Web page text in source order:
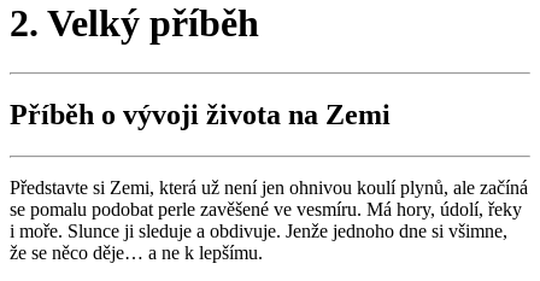
2. Velký příběh
Příběh o vývoji života na Zemi
Představte si Zemi, která už není jen ohnivou koulí plynů, ale začíná
se pomalu podobat perle zavěšené ve vesmíru. Má hory, údolí, řeky
i moře. Slunce ji sleduje a obdivuje. Jenže jednoho dne si všimne,
že se něco děje… a ne k lepšímu.